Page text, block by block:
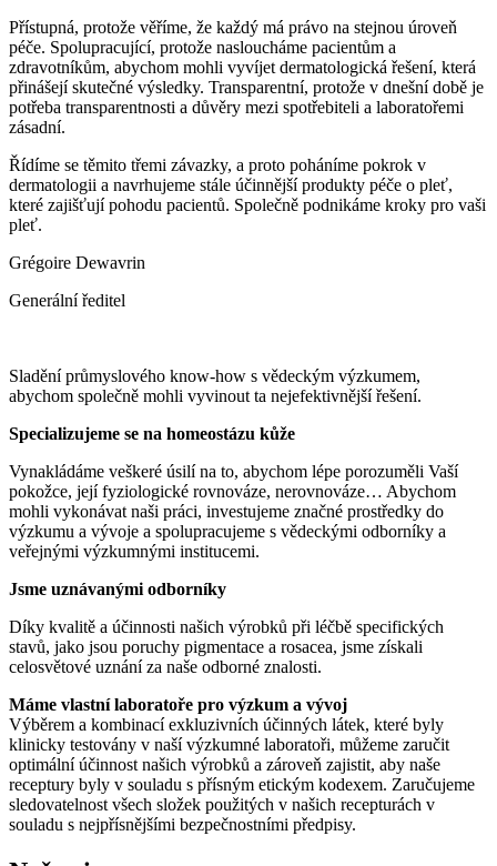
Přístupná, protože věříme, že každý má právo na stejnou úroveň
péče. Spolupracující, protože nasloucháme pacientům a
zdravotníkům, abychom mohli vyvíjet dermatologická řešení, která
přinášejí skutečné výsledky. Transparentní, protože v dnešní době je
potřeba transparentnosti a důvěry mezi spotřebiteli a laboratořemi
zásadní.
Řídíme se těmito třemi závazky, a proto poháníme pokrok v
dermatologii a navrhujeme stále účinnější produkty péče o pleť,
které zajišťují pohodu pacientů. Společně podnikáme kroky pro vaši
pleť.
Grégoire Dewavrin
Generální ředitel
Sladění průmyslového know-how s vědeckým výzkumem,
abychom společně mohli vyvinout ta nejefektivnější řešení.
Specializujeme se na homeostázu kůže
Vynakládáme veškeré úsilí na to, abychom lépe porozuměli Vaší
pokožce, její fyziologické rovnováze, nerovnováze… Abychom
mohli vykonávat naši práci, investujeme značné prostředky do
výzkumu a vývoje a spolupracujeme s vědeckými odborníky a
veřejnými výzkumnými institucemi.
Jsme uznávanými odborníky
Díky kvalitě a účinnosti našich výrobků při léčbě specifických
stavů, jako jsou poruchy pigmentace a rosacea, jsme získali
celosvětové uznání za naše odborné znalosti.
Máme vlastní laboratoře pro výzkum a vývoj
Výběrem a kombinací exkluzivních účinných látek, které byly
klinicky testovány v naší výzkumné laboratoři, můžeme zaručit
optimální účinnost našich výrobků a zároveň zajistit, aby naše
receptury byly v souladu s přísným etickým kodexem. Zaručujeme
sledovatelnost všech složek použitých v našich recepturách v
souladu s nejpřísnějšími bezpečnostními předpisy.